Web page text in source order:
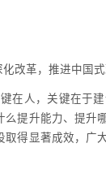
改革，推进中国
在人，关键在于
提升能力、提升
得显著成效，广